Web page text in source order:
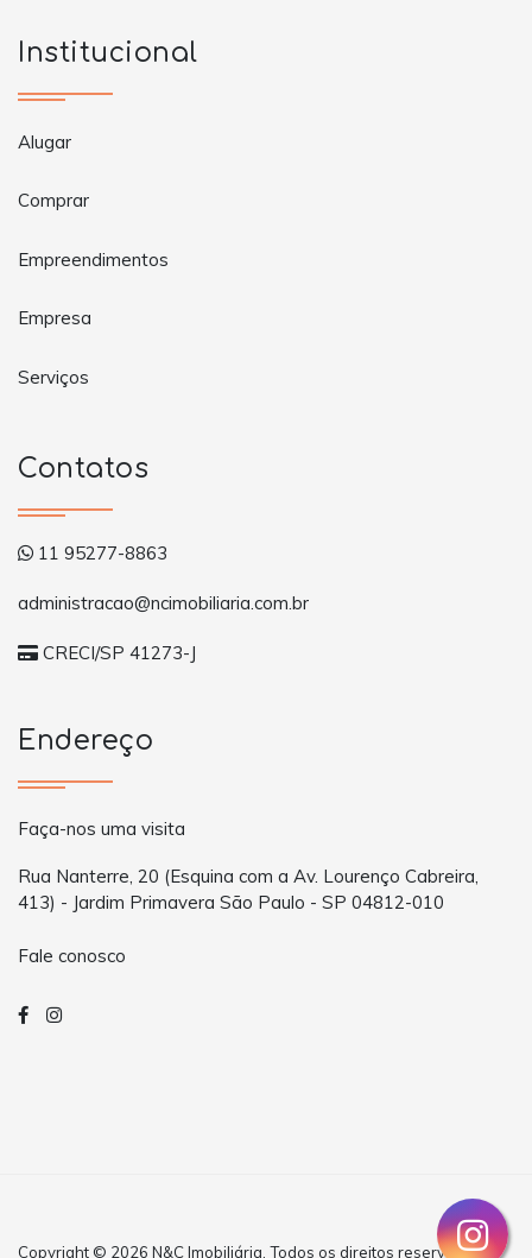
Institucional
Alugar
Comprar
Empreendimentos
Empresa
Serviços
Contatos
11 95277-8863
administracao@ncimobiliaria.com.br
CRECI/SP 41273-J
Endereço
Faça-nos uma visita
Rua Nanterre, 20 (Esquina com a Av. Lourenço Cabreira,
413) - Jardim Primavera São Paulo - SP 04812-010
Fale conosco
Copyright © 2026 N&C Imobiliária. Todos os direitos reservados.